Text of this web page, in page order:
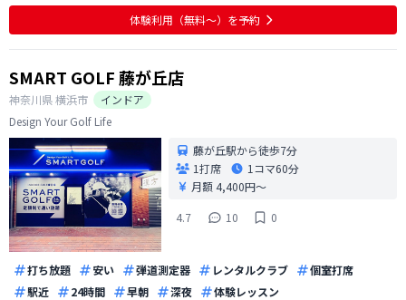
体験利用（無料〜）を予約
SMART GOLF 藤が丘店
神奈川県横浜市
インドア
Design Your Golf Life
藤が丘駅から徒歩7分
1打席
1コマ60分
月額 4,400円〜
4.7
10 0
打ち放題 安い 弾道測定器 レンタルクラブ
個室打席
駅近
24時間 早朝 深夜 体験レッスン